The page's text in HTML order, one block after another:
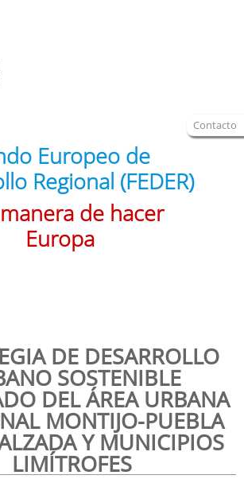
Europeo de
Regional (FEDER)
de hacer
Europa
DE DESARROLLO
SOSTENIBLE
DEL ÁREA URBANA
MONTIJO-PUEBLA
Y MUNICIPIOS
LIMÍTROFES
Contacto